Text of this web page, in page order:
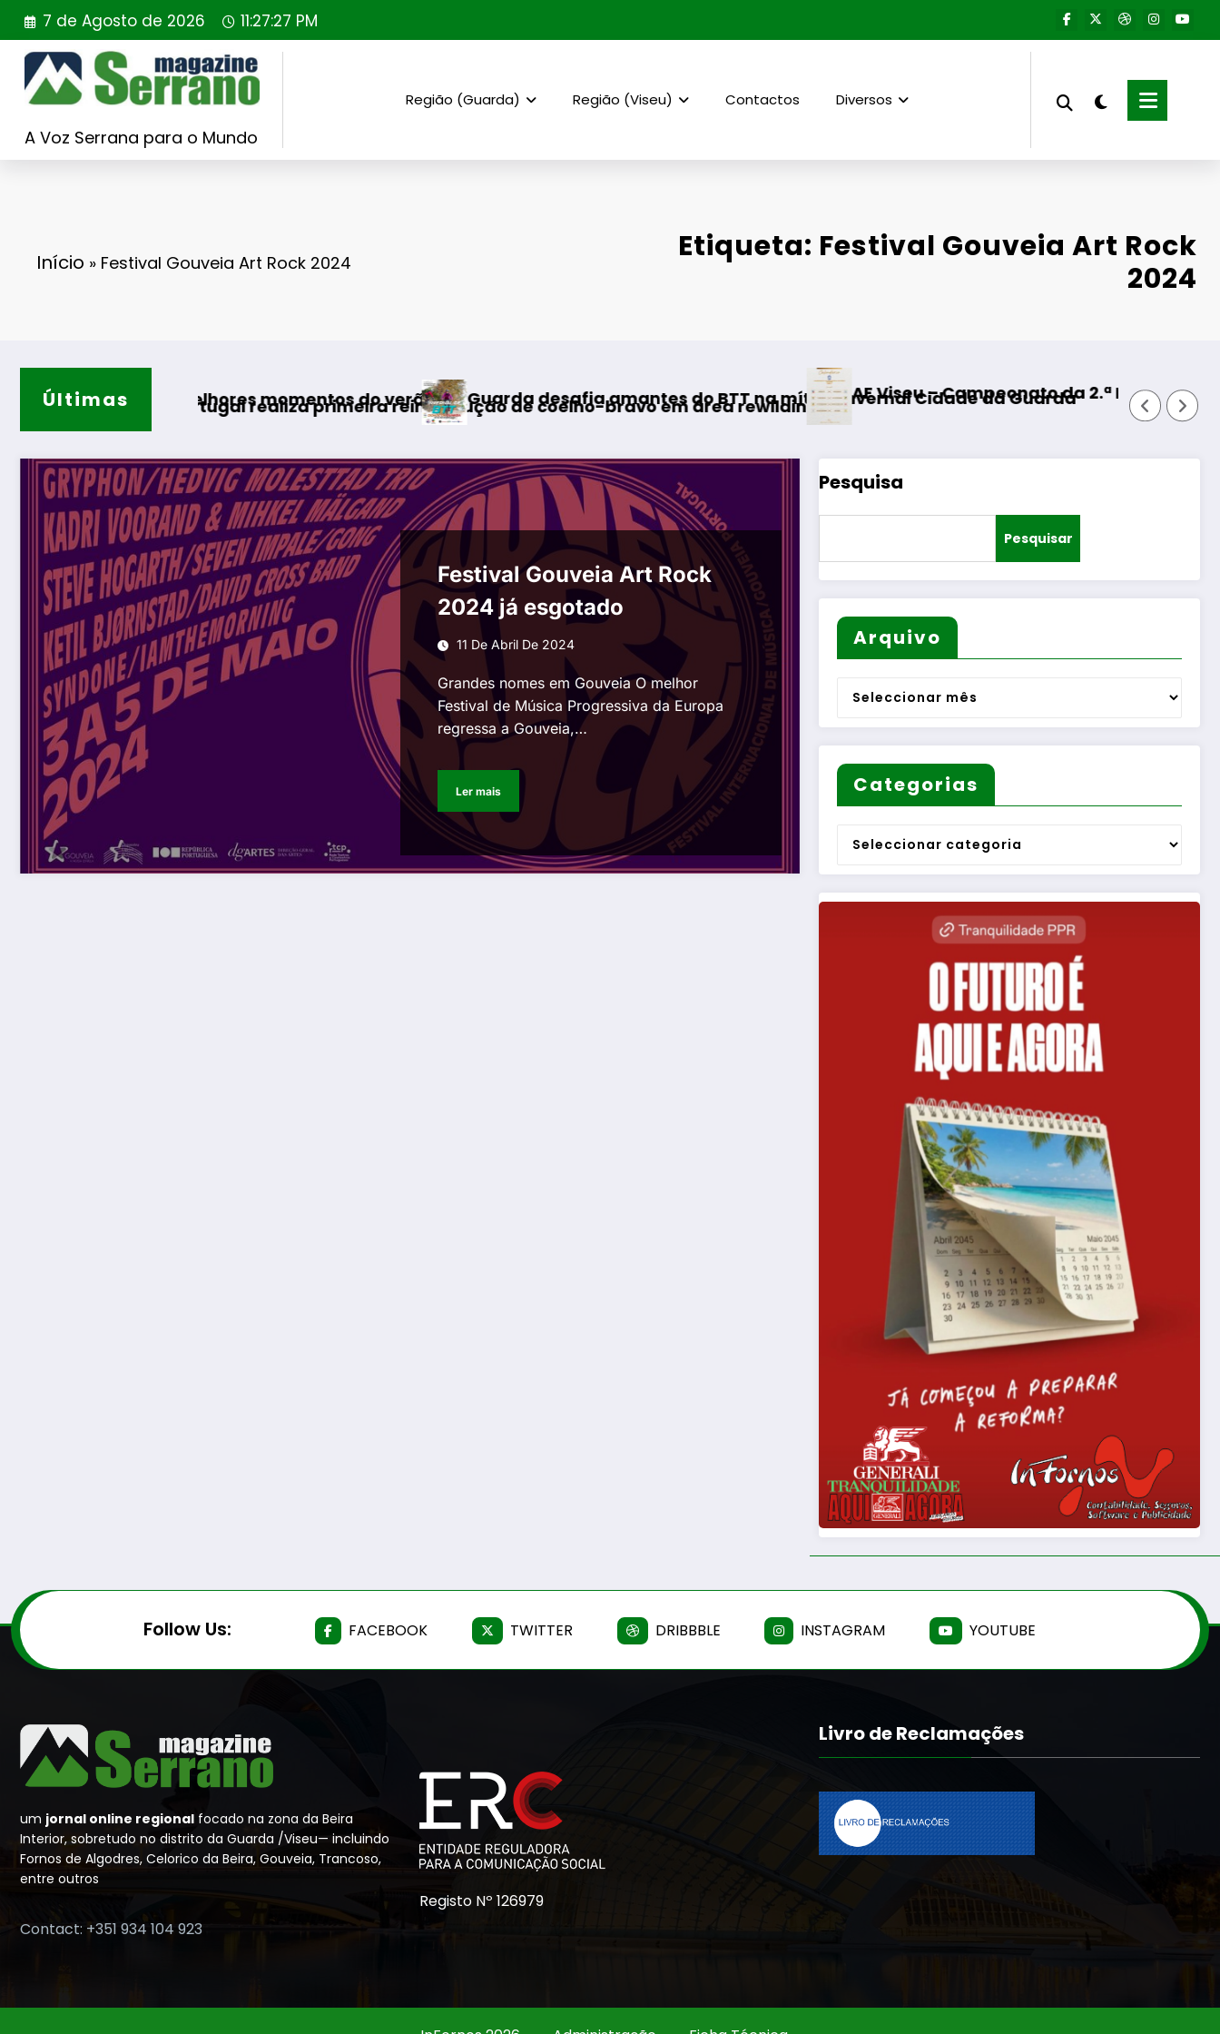
Saltar
para
conteúdo
7 de Agosto de 2026 11:27:28 PM
A Voz Serrana para o Mundo
Região (Guarda) Região (Viseu) Contactos Diversos
Início » Festival Gouveia Art Rock 2024
Etiqueta: Festival Gouveia Art Rock
2024
Últimas
os melhores momentos do verão
Portugal realiza primeira reintrodução de coelho-bravo em área rewilding
Guarda desafia amantes do BTT na mítica Invernal Cidade da Guarda
AF Viseu – Campeonato da 2.ª Divisão Distrital –Fornos de
Festival Gouveia Art Rock
2024 já esgotado
11 De Abril De 2024
Grandes nomes em Gouveia O melhor
Festival de Música Progressiva da Europa
regressa a Gouveia,…
Ler mais
Pesquisa
Pesquisar
Arquivo
Arquivo
Categorias
Categorias
Follow Us: FACEBOOK TWITTER DRIBBBLE INSTAGRAM YOUTUBE
um jornal online regional focado na zona da Beira
Interior, sobretudo no distrito da Guarda /Viseu— incluindo
Fornos de Algodres, Celorico da Beira, Gouveia, Trancoso,
entre outros
Contact: +351 934 104 923
Registo Nº 126979
Livro de Reclamações